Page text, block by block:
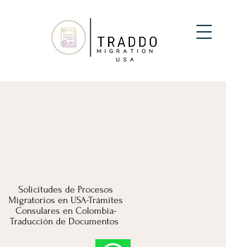
Solicitudes de Procesos
Migratorios en USA-Trámites
Consulares en Colombia-
Traducción de Documentos